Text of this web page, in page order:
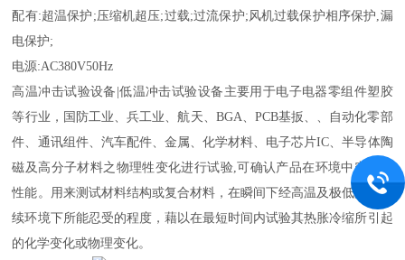
配有:超温保护;压缩机超压;过载;过流保护;风机过载保护相序保护,漏
电保护;
电源:AC380V50Hz
高温冲击试验设备|低温冲击试验设备主要用于电子电器零组件塑胶
等行业，国防工业、兵工业、航天、BGA、PCB基扳、、自动化零部
件、通讯组件、汽车配件、金属、化学材料、电子芯片IC、半导体陶
磁及高分子材料之物理牲变化进行试验,可确认产品在环境中突变的
性能。用来测试材料结构或复合材料，在瞬间下经高温及极低温的连
续环境下所能忍受的程度，藉以在最短时间内试验其热胀冷缩所引起
的化学变化或物理变化。